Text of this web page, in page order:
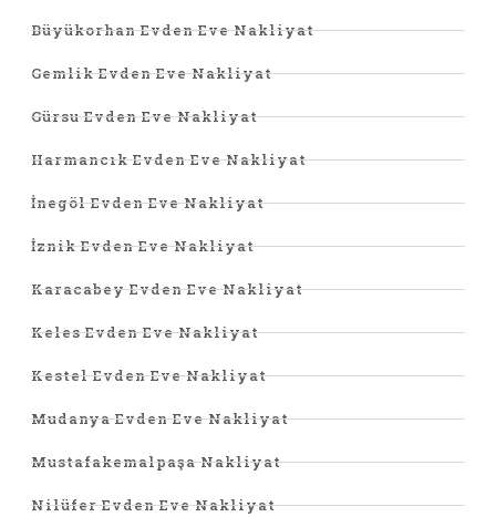
Büyükorhan Evden Eve Nakliyat
Gemlik Evden Eve Nakliyat
Gürsu Evden Eve Nakliyat
Harmancık Evden Eve Nakliyat
İnegöl Evden Eve Nakliyat
İznik Evden Eve Nakliyat
Karacabey Evden Eve Nakliyat
Keles Evden Eve Nakliyat
Kestel Evden Eve Nakliyat
Mudanya Evden Eve Nakliyat
Mustafakemalpaşa Nakliyat
Nilüfer Evden Eve Nakliyat